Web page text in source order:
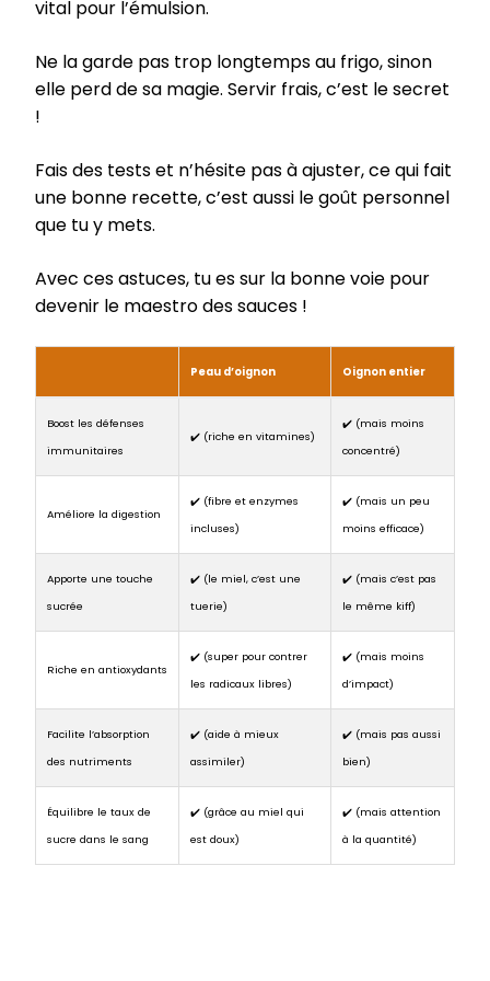
vital pour l’émulsion.
Ne la garde pas trop longtemps au frigo, sinon
elle perd de sa magie. Servir frais, c’est le secret
!
Fais des tests et n’hésite pas à ajuster, ce qui fait
une bonne recette, c’est aussi le goût personnel
que tu y mets.
Avec ces astuces, tu es sur la bonne voie pour
devenir le maestro des sauces !
Peau d’oignon Oignon entier
Boost les défenses
immunitaires
✔️ (riche en vitamines)
✔️ (mais moins
concentré)
Améliore la digestion
✔️ (fibre et enzymes
incluses)
✔️ (mais un peu
moins efficace)
Apporte une touche
sucrée
✔️ (le miel, c’est une
tuerie)
✔️ (mais c’est pas
le même kiff)
Riche en antioxydants
✔️ (super pour contrer
les radicaux libres)
✔️ (mais moins
d’impact)
Facilite l’absorption
des nutriments
✔️ (aide à mieux
assimiler)
✔️ (mais pas aussi
bien)
Équilibre le taux de
sucre dans le sang
✔️ (grâce au miel qui
est doux)
✔️ (mais attention
à la quantité)